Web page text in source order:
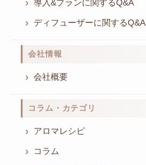
導入&プランに関するQ&A
ディフューザーに関するQ&A
会社情報
会社概要
コラム・カテゴリ
アロマレシピ
コラム